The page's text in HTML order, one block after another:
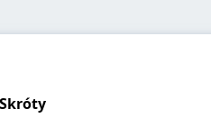
Skróty